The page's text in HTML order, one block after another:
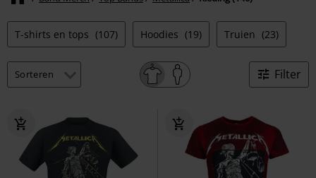
T-shirts en tops (107) Hoodies (19) Truien (23)
Filter